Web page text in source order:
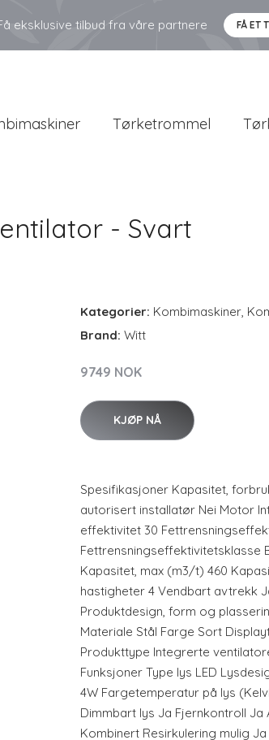
eksklusive tilbud fra våre partnere FÅ ET
Tørketrommel
- Svart
Kategorier: Kombimaskiner,
Brand: Witt
9749 NOK
KJØP NÅ
Spesifikasjoner Kapasitet,
autorisert installatør Nei Motor
effektivitet 30
Fettrensningseffektivitetsklasse
Kapasitet, max (m3/t) 460
hastigheter 4 Vendbart avtrekk
Produktdesign, form og
Materiale Stål Farge Sort
Produkttype Integrerte
Funksjoner Type lys LED
4W Fargetemperatur på lys
Dimmbart lys Ja Fjernkontroll Ja
Kombinert Resirkulering mulig